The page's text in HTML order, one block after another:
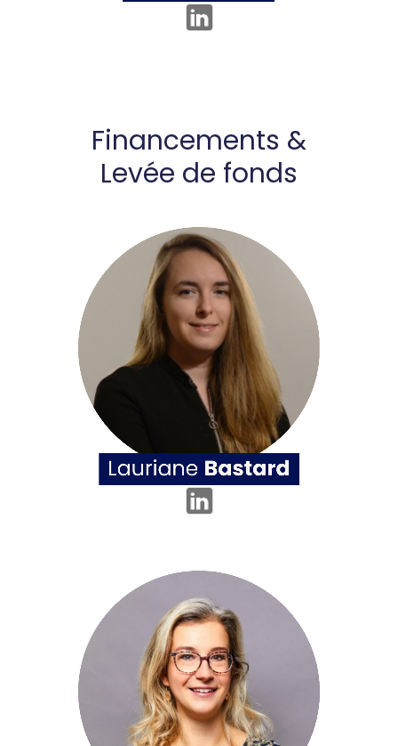
Financements &
Levée de fonds